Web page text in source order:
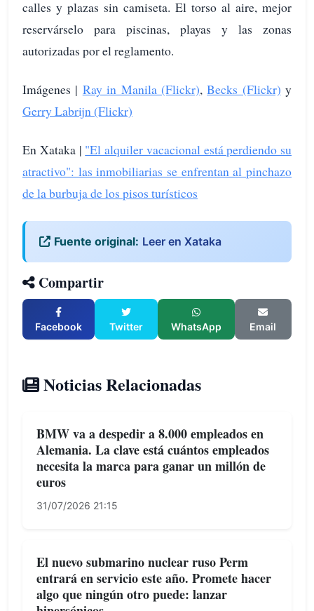
calles y plazas sin camiseta. El torso al aire, mejor
reservárselo para piscinas, playas y las zonas
autorizadas por el reglamento.
Imágenes | Ray in Manila (Flickr),Becks (Flickr) y
Gerry Labrijn (Flickr)
En Xataka | "El alquiler vacacional está perdiendo su
atractivo": las inmobiliarias se enfrentan al pinchazo
de la burbuja de los pisos turísticos
Fuente original: Leer en Xataka
Compartir
Facebook Twitter WhatsApp Email
Noticias Relacionadas
BMW va a despedir a 8.000 empleados en
Alemania. La clave está cuántos empleados
necesita la marca para ganar un millón de
euros
31/07/2026 21:15
El nuevo submarino nuclear ruso Perm
entrará en servicio este año. Promete hacer
algo que ningún otro puede: lanzar